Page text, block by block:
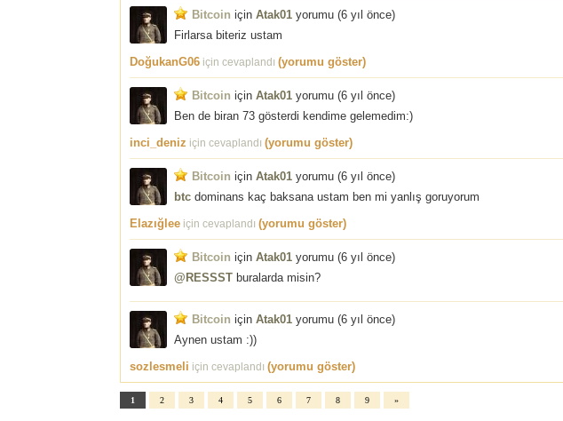
Bitcoin için Atak01 yorumu (6 yıl önce)
Firlarsa biteriz ustam
DoğukanG06 için cevaplandı (yorumu göster)
Bitcoin için Atak01 yorumu (6 yıl önce)
Ben de biran 73 gösterdi kendime gelemedim:)
inci_deniz için cevaplandı (yorumu göster)
Bitcoin için Atak01 yorumu (6 yıl önce)
btc dominans kaç baksana ustam ben mi yanlış goruyorum
Elazığlee için cevaplandı (yorumu göster)
Bitcoin için Atak01 yorumu (6 yıl önce)
@RESSST buralarda misin?
Bitcoin için Atak01 yorumu (6 yıl önce)
Aynen ustam :))
sozlesmeli için cevaplandı (yorumu göster)
1 2 3 4 5 6 7 8 9 »